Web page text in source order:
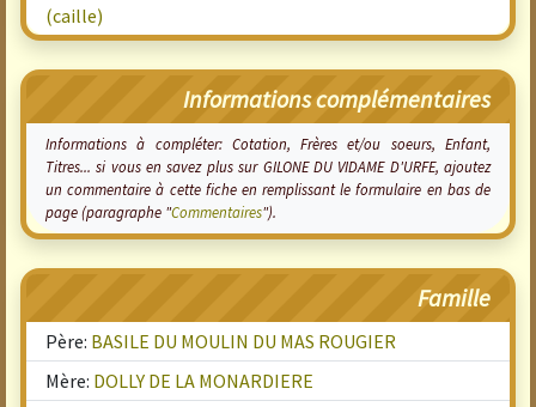
(caille)
Informations complémentaires
Informations à compléter: Cotation, Frères et/ou soeurs, Enfant,
Titres... si vous en savez plus sur GILONE DU VIDAME D'URFE, ajoutez
un commentaire à cette fiche en remplissant le formulaire en bas de
page (paragraphe "Commentaires").
Famille
Père: BASILE DU MOULIN DU MAS ROUGIER
Mère: DOLLY DE LA MONARDIERE